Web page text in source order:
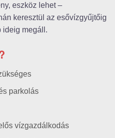
eszköz lehet –
keresztül az esővízgyűjtőig
ideig megáll.
parkolás
vízgazdálkodás